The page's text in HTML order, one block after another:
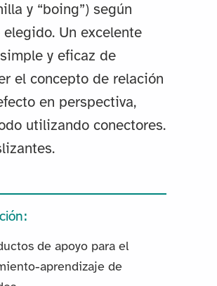
y “boing”) según
elegido. Un excelente
y eficaz de
el concepto de relación
en perspectiva,
utilizando conectores.
de apoyo para el
aprendizaje de